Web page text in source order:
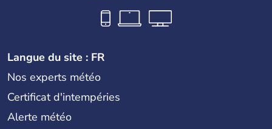
Langue du site : FR
Nos experts météo
Certificat d'intempéries
Alerte météo